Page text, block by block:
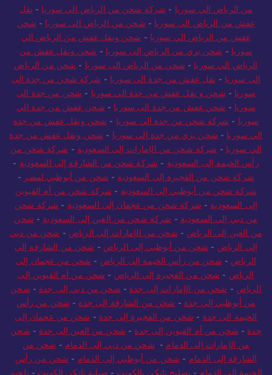
عفش من الرياض الى سوريا-شحن من الرياض الى سوريا-شحن
عفش من الرياض الي سوريا-شحن ونقل عفش من الرياض الي
سوريا-شحن بري من الرياض إلى سوريا-شحن ونقل عفش من
الرياض الي سوريا-شحن من الرياض الى سوريا-شحن من الرياض
الى سوريا-نقل عفش من جدة الى سوريا-شركة شحن من جدة الى
سوريا-شحن و نقل عفش من جدة الى سوريا-شحن من جدة الى
سوريا-شحن عفش من جدة الى سوريا-شحن عفش من جدة الي
سوريا-شركة شحن من جدة الي سوريا- شحن ونقل عفش من جدة
الي سوريا-شحن بري من جدة إلى سوريا-شحن ونقل عفش من جدة
الي سوريا -شركة شحن من الإمارات إلى السعودية-شركة شحن من
رأس الخيمة إلى السعودية-شركة شحن من الشارقة إلى السعودية-
شركة شحن من الفجيرة إلى السعودية-شحن من أبوظبي لمصر-
شركة شحن من أبوظبي إلى السعودية-شركة شحن من أم القيوين
إلى السعودية-شركة شحن من عجمان إلى السعودية-شركة شحن
من دبي إلى السعودية-شركة شحن من العين إلى السعودية-شحن
من العين إلى الرياض- شحن من الإمارات إلى الرياض-شحن من دبي
إلى الرياض-شحن من أبوظبي إلى الرياض-شحن من الشارقة إلى
الرياض-شحن من رأس الخيمة إلى الرياض-شحن من عجمان إلى
الرياض -شحن من الفجيرة إلى الرياض-شحن من أم القيوين إلى
الرياض- شحن من الإمارات إلى جدة-شحن من دبي إلى جدة-شحن
من أبوظبي إلى جدة-شحن من الشارقة إلى جدة-شحن من رأس
الخيمة الى جدة-شحن من الفجيرة إلى جدة-شحن من عجمان إلى
جدة-شحن من أم القيوين إلى جدة-شحن من العين إلى جدة-شحن
من الإمارات إلى الدمام-شحن من دبي إلى الدمام-شحن من
الشارقة إلى الدمام-شحن من أبوظبي إلى الدمام-شحن من رأس
الخيمة إلى الدمام-تصليح تانكي بالكويت-صيانة تانكي الكويت-تلحيم